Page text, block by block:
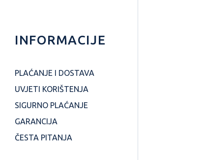
INFORMACIJE
PLAĆANJE I DOSTAVA
UVJETI KORIŠTENJA
SIGURNO PLAĆANJE
GARANCIJA
ČESTA PITANJA